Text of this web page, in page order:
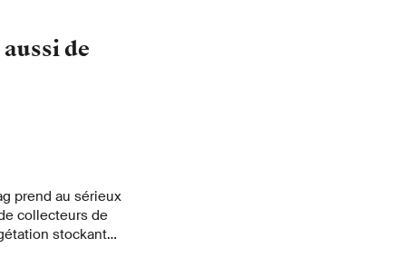
de
prend au sérieux
collecteurs de
stockant